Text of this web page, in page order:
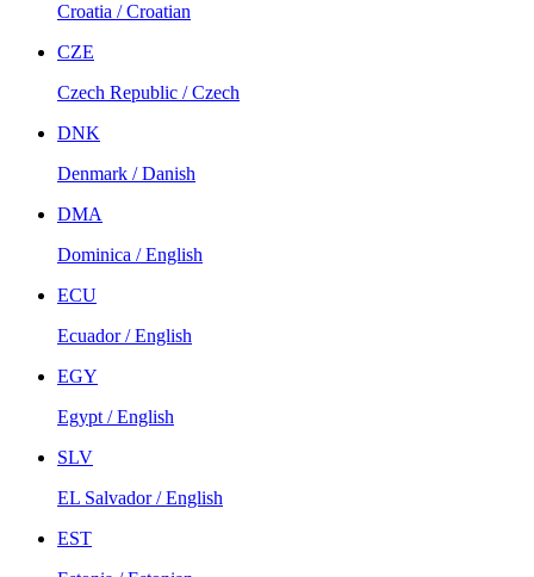
Croatia / Croatian
CZE
Czech Republic / Czech
DNK
Denmark / Danish
DMA
Dominica / English
ECU
Ecuador / English
EGY
Egypt / English
SLV
EL Salvador / English
EST